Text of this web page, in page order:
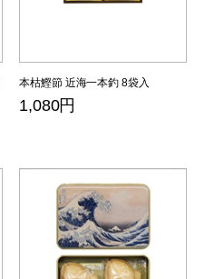
本枯鰹節 近海一本釣 8袋入
1,080円